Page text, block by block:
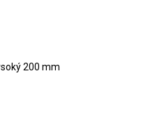
200 mm